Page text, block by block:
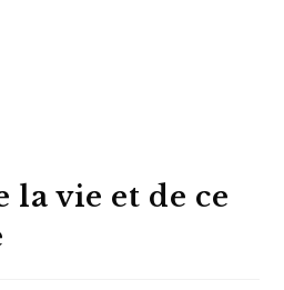
la vie et de ce